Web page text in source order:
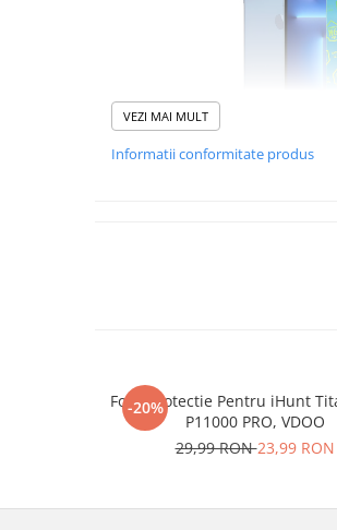
Materialul
Acestag
mii de
VEZI MAI MULT
Informatii conformitate produs
-20%
Folie Protectie Pentru iHunt
P11000 PRO, VDOO
29,99 RON23,99 RON